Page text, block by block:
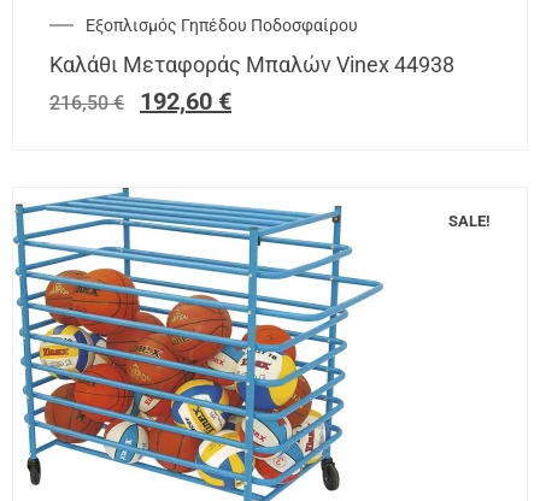
Εξοπλισμός Γηπέδου Ποδοσφαίρου
Καλάθι Μεταφοράς Μπαλών Vinex 44938
216,50€ 192,60 €
SALE!